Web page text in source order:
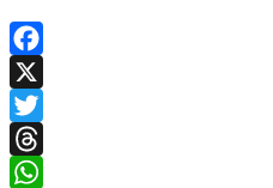
Facebook
X
Twitter
Threads